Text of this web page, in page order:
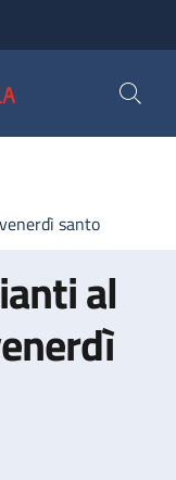
santo
al